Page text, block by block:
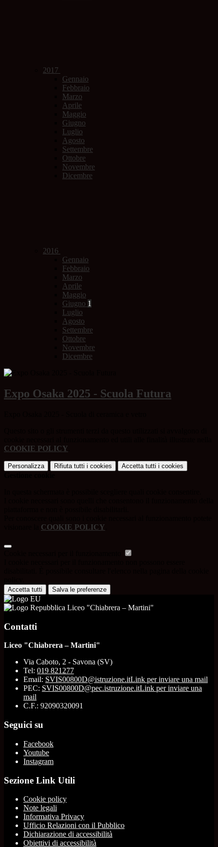
2017
Gennaio
Febbraio
Marzo
Aprile
Maggio
Giugno
Luglio
Agosto
Settembre
Ottobre
Novembre
Dicembre
2016
Gennaio
Febbraio
Marzo
Aprile
Maggio
Giugno 1
Luglio
Agosto
Settembre
Ottobre
Novembre
Dicembre
Expo Osaka 2025 - Scuola Futura
COOKIE POLICY
Personalizza Rifiuta tutti i cookies Accetta tutti i cookies
COOKIE POLICY
Accetta tutti Salva le preferenze
Liceo "Chiabrera – Martini"
Contatti
Liceo "Chiabrera – Martini"
Via Caboto, 2 - Savona (SV)
Tel: 019 821277
Email: SVIS00800D@istruzione.itLink per inviare una mail
PEC: SVIS00800D@pec.istruzione.itLink per inviare una
mail
C.F.: 92090320091
Seguici su
Facebook
Youtube
Instagram
Sezione Link Utili
Cookie policy
Note legali
Informativa Privacy
Ufficio Relazioni con il Pubblico
Dichiarazione di accessibilità
Obiettivi di accessibilità